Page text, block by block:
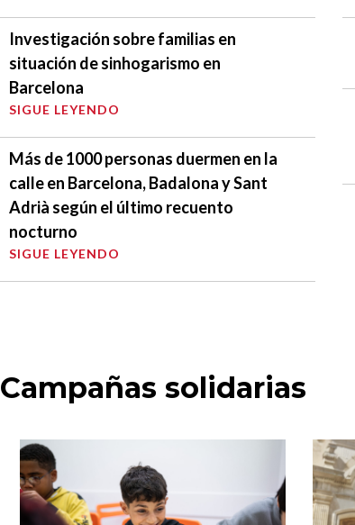
Investigación sobre familias en
situación de sinhogarismo en
Barcelona
SIGUE LEYENDO
Más de 1000 personas duermen en la
calle en Barcelona, Badalona y Sant
Adrià según el último recuento
nocturno
SIGUE LEYENDO
Campañas solidarias